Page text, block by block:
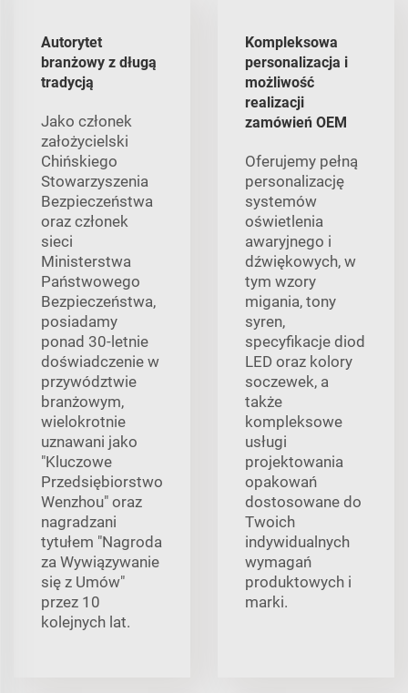
Autorytet
branżowy z długą
tradycją
Jako członek
założycielski
Chińskiego
Stowarzyszenia
Bezpieczeństwa
oraz członek
sieci
Ministerstwa
Państwowego
Bezpieczeństwa,
posiadamy
ponad 30-letnie
doświadczenie w
przywództwie
branżowym,
wielokrotnie
uznawani jako
"Kluczowe
Przedsiębiorstwo
Wenzhou" oraz
nagradzani
tytułem "Nagroda
za Wywiązywanie
się z Umów"
przez 10
kolejnych lat.
Kompleksowa
personalizacja i
możliwość
realizacji
zamówień OEM
Oferujemy pełną
personalizację
systemów
oświetlenia
awaryjnego i
dźwiękowych, w
tym wzory
migania, tony
syren,
specyfikacje diod
LED oraz kolory
soczewek, a
także
kompleksowe
usługi
projektowania
opakowań
dostosowane do
Twoich
indywidualnych
wymagań
produktowych i
marki.